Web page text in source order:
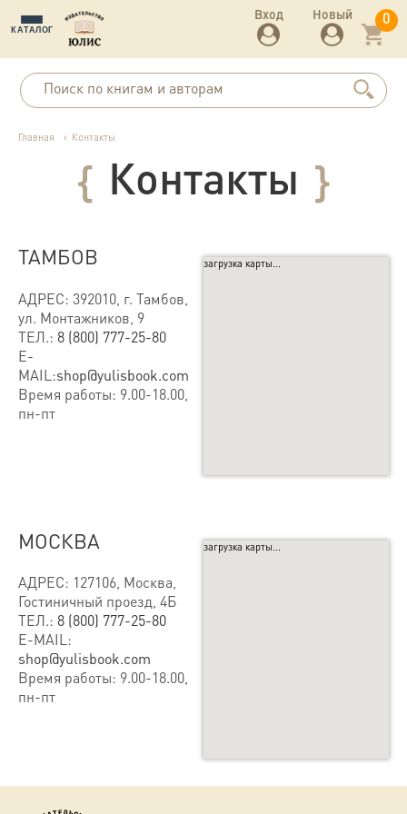
КАТАЛОГ
0
Новый
Вход
Главная Контакты
{ Контакты }
ТАМБОВ
АДРЕС: 392010, г. Тамбов,
ул. Монтажников, 9
ТЕЛ.: 8 (800) 777-25-80
E-
MAIL:shop@yulisbook.com
Время работы: 9.00-18.00,
пн-пт
загрузка карты...
МОСКВА
АДРЕС: 127106, Москва,
Гостиничный проезд, 4Б
ТЕЛ.: 8 (800) 777-25-80
E-MAIL:
shop@yulisbook.com
Время работы: 9.00-18.00,
пн-пт
загрузка карты...